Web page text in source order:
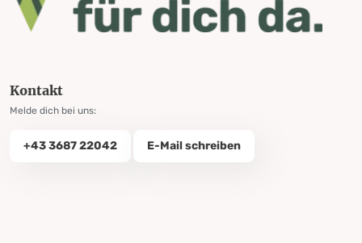
Kontakt
Melde dich bei uns:
+43 3687 22042 E-Mail schreiben